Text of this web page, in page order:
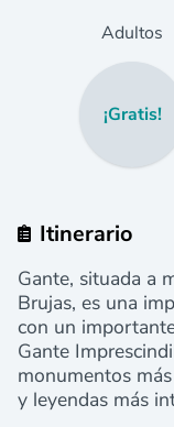
Adultos
¡Gratis!
Itinerario
Gante, situada a
Brujas, es una
con un
Gante
monumentos
y leyendas más